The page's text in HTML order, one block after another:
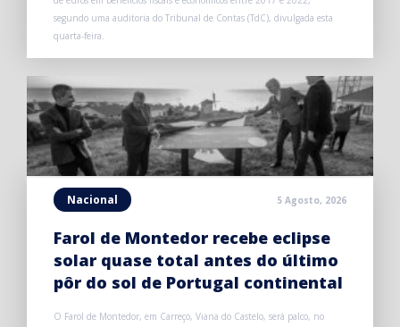
segundo uma auditoria do Tribunal de Contas (TdC), divulgada esta
quarta-feira.
Nacional 5 Agosto, 2026
Farol de Montedor recebe eclipse
solar quase total antes do último
pôr do sol de Portugal continental
O Farol de Montedor, em Carreço, Viana do Castelo, será palco, no